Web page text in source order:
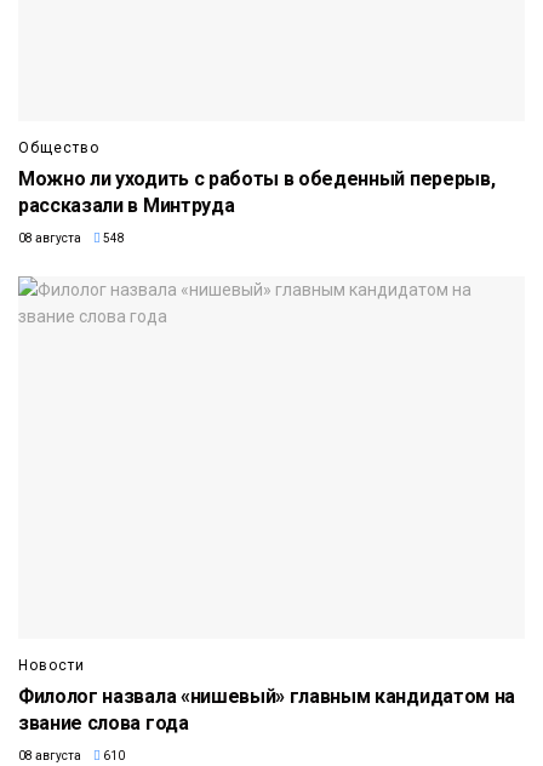
Общество
Можно ли уходить с работы в обеденный перерыв,
рассказали в Минтруда
08 августа 548
Новости
Филолог назвала «нишевый» главным кандидатом на
звание слова года
08 августа 610